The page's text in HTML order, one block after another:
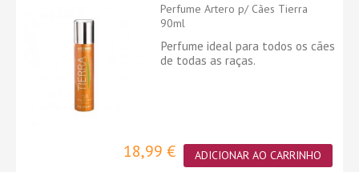
Perfume Artero p/ Cães Tierra
90ml
Perfume ideal para todos os cães
de todas as raças.
18,99 € ADICIONAR AO CARRINHO